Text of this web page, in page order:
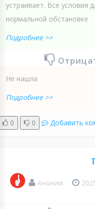
устраивает. Все условия
нормальной обстановке
Подробнее >>
Не нашла
Подробнее >>
0 0 Добавить
Аноним